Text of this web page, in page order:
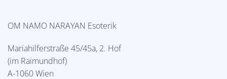
OM NAMO NARAYAN Esoterik
Mariahilferstraße 45/45a, 2. Hof
(im Raimundhof)
A-1060 Wien